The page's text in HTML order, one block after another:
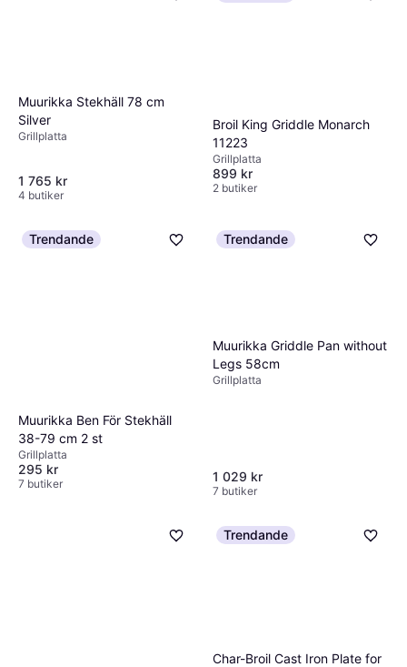
Muurikka Stekhäll 78 cm
Silver
Grillplatta
1 765 kr
4 butiker
Broil King Griddle Monarch
11223
Grillplatta
899 kr
2 butiker
Trendande
Muurikka Ben För Stekhäll
38-79 cm 2 st
Grillplatta
295 kr
7 butiker
Trendande
Muurikka Griddle Pan without
Legs 58cm
Grillplatta
1 029 kr
7 butiker
Trendande
Char-Broil Cast Iron Plate for